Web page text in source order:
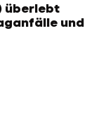
überlebt
und